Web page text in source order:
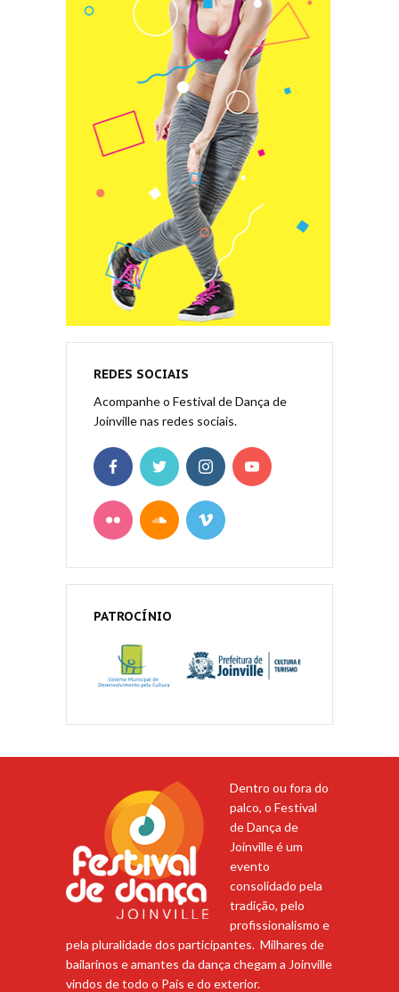
REDES SOCIAIS
Acompanhe o Festival de Dança de
Joinville nas redes sociais.
PATROCÍNIO
Dentro ou fora do
palco, o Festival
de Dança de
Joinville é um
evento
consolidado pela
tradição, pelo
profissionalismo e
pela pluralidade dos participantes. Milhares de
bailarinos e amantes da dança chegam a Joinville
vindos de todo o País e do exterior.